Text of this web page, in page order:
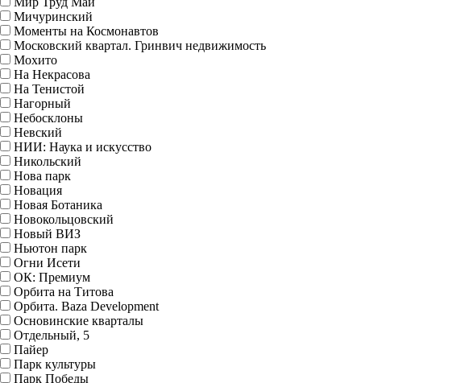
Мичуринский
Моменты на Космонавтов
Московский квартал. Гринвич недвижимость
Мохито
На Некрасова
На Тенистой
Нагорный
Небосклоны
Невский
НИИ: Наука и искусство
Никольский
Нова парк
Новация
Новая Ботаника
Новокольцовский
Новый ВИЗ
Ньютон парк
Огни Исети
ОК: Премиум
Орбита на Титова
Орбита. Baza Development
Основинские кварталы
Отдельный, 5
Пайер
Парк культуры
Парк Победы